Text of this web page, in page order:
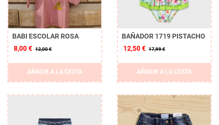
BABI ESCOLAR ROSA
8,00 € 12,00 €
AÑADIR A LA CESTA
BAÑADOR 1719 PISTACHO
12,50 € 17,99 €
AÑADIR A LA CESTA